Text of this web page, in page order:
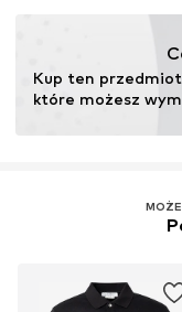
Ten produkt
środowiskowego
gospodarstwa
rolnictwo
Kup ten
które możesz